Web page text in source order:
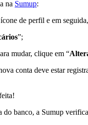
na Sumup:
de perfil e em
”;
mudar, clique em “
conta deve estar
banco, a Sumup